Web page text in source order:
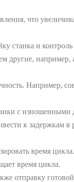
что
станка и контроль
другие,
Например,
с изношенными
к задержкам в
время цикла.
время цикла.
отправку